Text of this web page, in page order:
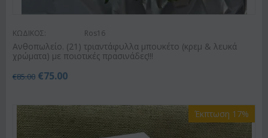
ΚΩΔΙΚΟΣ: Ros16
Ανθοπωλείο. (21) τριαντάφυλλα μπουκέτο (κρεμ & λευκά
χρώματα) με ποιοτικές πρασινάδες!!!
€85.00 €75.00
Έκπτωση 17%